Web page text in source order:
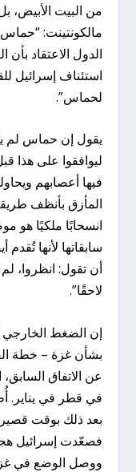
من البيت الأبيض،
مالكونتينت:
الدول الاعتقاد
استئناف إسرائيل
لحماس”.
يقول إن حماس لم
ليوافقوا على هذا
فيها أعصابهم
المأزق بأنظف
انسحابًا ملكيًا هو
سابقاتها لأنها
أن تقول: انظروا، لم
لاحقًا”.
إن الضغط الخارجي
بشأن غزة – خطة
عن الاتفاق
في قطر في يناير.
بعد ذلك بوقت
فصعّدت إسرائيل
ووصل الوضع في